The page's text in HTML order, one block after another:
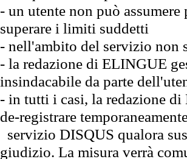
- un utente non può
superare i limiti suddetti
- nell'ambito del servizio
- la redazione di ELINGUE
insindacabile da parte
- in tutti i casi, la redazione
de-registrare
servizio DISQUS qualora
giudizio. La misura verrà